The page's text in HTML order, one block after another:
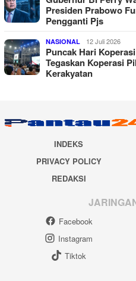
Presiden Prabowo
Pengganti Pjs
NASIONAL 12 Juli 2026
Puncak Hari
Tegaskan Koperasi
Kerakyatan
INDEKS
PRIVACY POLICY
REDAKSI
Facebook
Instagram
Tiktok